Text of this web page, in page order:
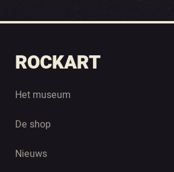
ROCKART
Het museum
De shop
Nieuws